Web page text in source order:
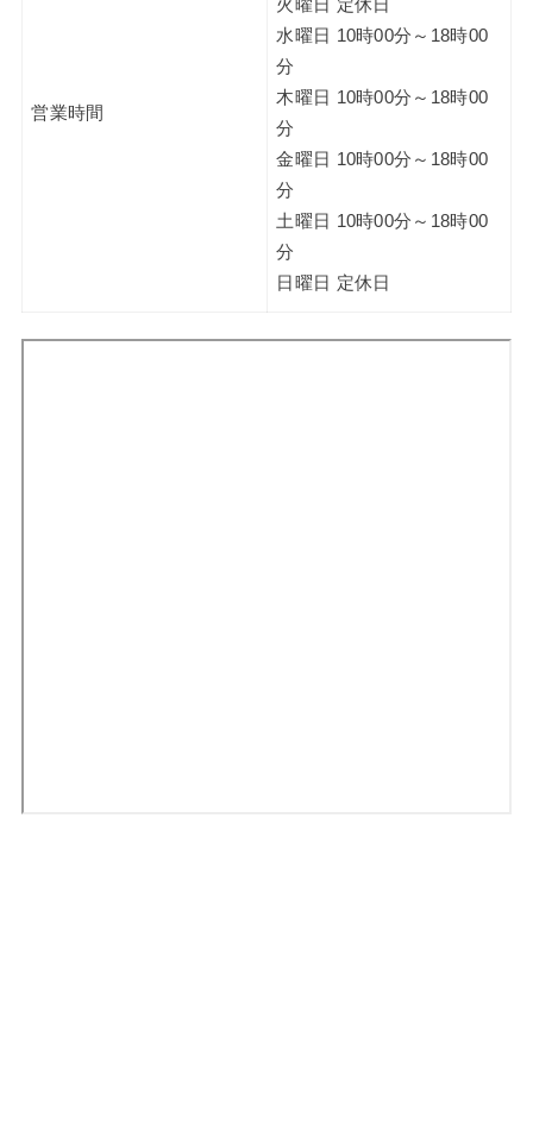
営業時間
火曜日 定休日
水曜日 10時00分～18時00
分
木曜日 10時00分～18時00
分
金曜日 10時00分～18時00
分
土曜日 10時00分～18時00
分
日曜日 定休日